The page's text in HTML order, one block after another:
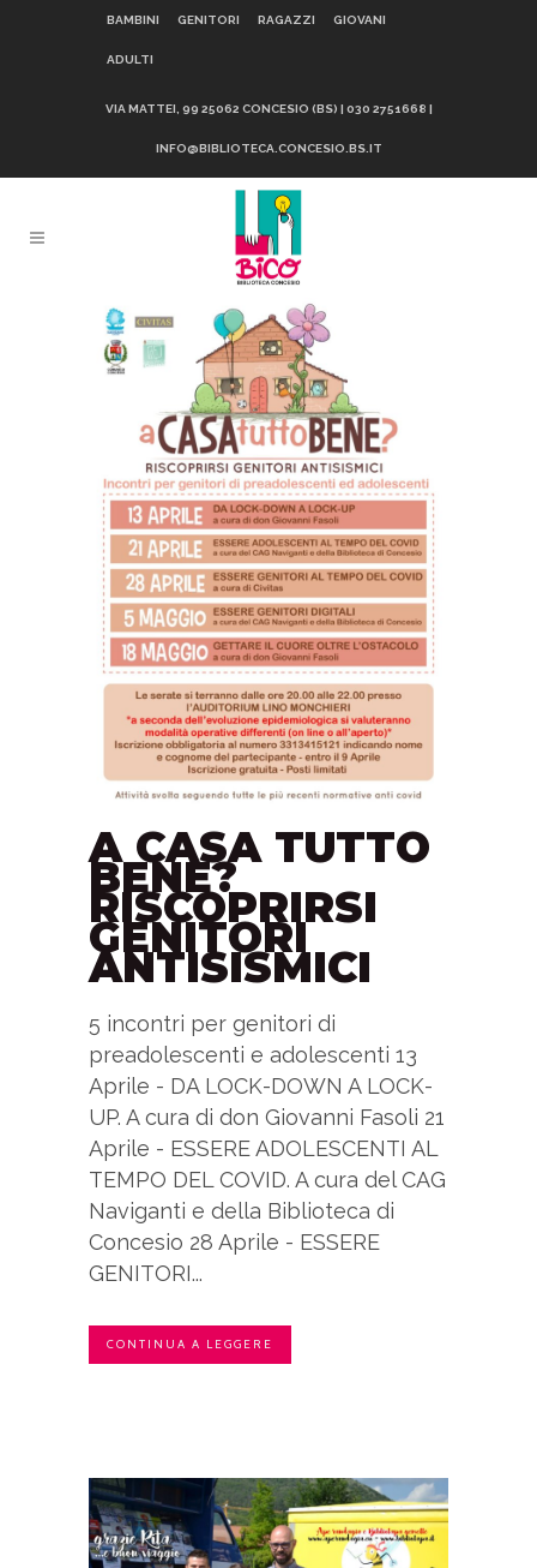
BAMBINI GENITORI RAGAZZI GIOVANI
ADULTI
VIA MATTEI, 99 25062 CONCESIO (BS) | 030 2751668 |
INFO@BIBLIOTECA.CONCESIO.BS.IT
A CASA TUTTO
BENE?
RISCOPRIRSI
GENITORI
ANTISISMICI
5 incontri per genitori di
preadolescenti e adolescenti 13
Aprile - DA LOCK-DOWN A LOCK-
UP. A cura di don Giovanni Fasoli 21
Aprile - ESSERE ADOLESCENTI AL
TEMPO DEL COVID. A cura del CAG
Naviganti e della Biblioteca di
Concesio 28 Aprile - ESSERE
GENITORI...
CONTINUA A LEGGERE